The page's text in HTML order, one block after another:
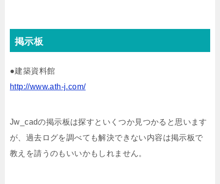
掲示板
●建築資料館
http://www.ath-j.com/
Jw_cadの掲示板は探すといくつか見つかると思います
が、過去ログを調べても解決できない内容は掲示板で
教えを請うのもいいかもしれません。